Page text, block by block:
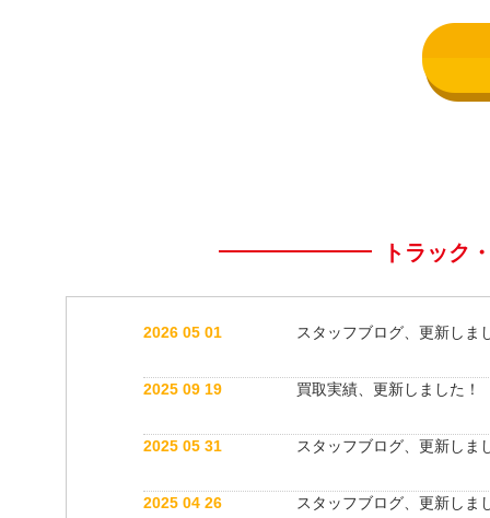
トラック
2026 05 01 スタッフブログ、更新しま
2025 09 19 買取実績、更新しました！
2025 05 31 スタッフブログ、更新しま
2025 04 26 スタッフブログ、更新しま